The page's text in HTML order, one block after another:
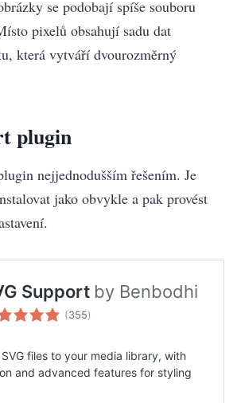
se podobají spíše souboru
pixelů obsahují sadu dat
která vytváří dvourozměrný
plugin
nejjednodušším řešením. Je
jako obvykle a pak provést